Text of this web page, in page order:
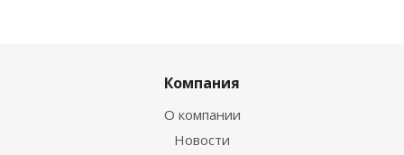
Компания
О компании
Новости